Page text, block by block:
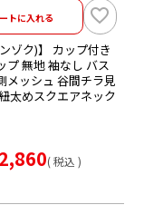
トに入れる
ゾク)】 カップ付き
プ 無地 袖なし バス
メッシュ 谷間チラ見
太めスクエアネック
2,860 税込